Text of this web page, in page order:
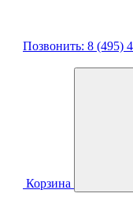
Позвонить: 8 (495)
Корзина